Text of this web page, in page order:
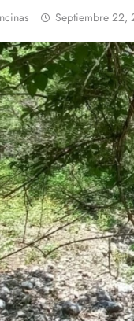
Septiembre 22,